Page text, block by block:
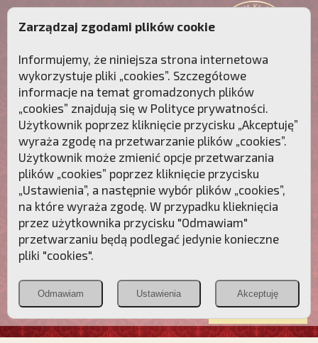
Przebudźmy sumienia Polaków!
Polonia
Christiana
PCh24.pl
Przymierze
POZNAJ APOSTOLAT FATIMY WESPRZYJ
NAS
Zarządzaj zgodami plików cookie
Informujemy, że niniejsza strona internetowa
wykorzystuje pliki „cookies”. Szczegółowe
informacje na temat gromadzonych plików
„cookies” znajdują się w Polityce prywatności.
Użytkownik poprzez kliknięcie przycisku „Akceptuję”
wyraża zgodę na przetwarzanie plików „cookies”.
Użytkownik może zmienić opcje przetwarzania
plików „cookies” poprzez kliknięcie przycisku
„Ustawienia”, a następnie wybór plików „cookies”,
na które wyraża zgodę. W przypadku klieknięcia
przez użytkownika przycisku "Odmawiam"
przetwarzaniu będą podlegać jedynie konieczne
pliki "cookies".
Odmawiam Ustawienia Akceptuję